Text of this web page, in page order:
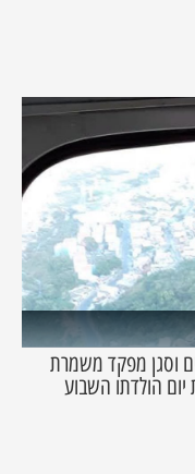
וסגן מפקד משמרת
הולדתו השבוע